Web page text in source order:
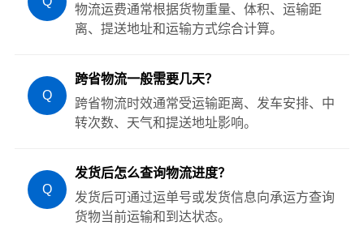
物流运费通常根据货物重量、体积、运输距
离、提送地址和运输方式综合计算。
Q
跨省物流一般需要几天？
跨省物流时效通常受运输距离、发车安排、中
转次数、天气和提送地址影响。
Q
发货后怎么查询物流进度？
发货后可通过运单号或发货信息向承运方查询
货物当前运输和到达状态。